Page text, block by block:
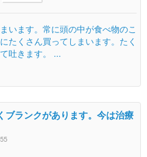
います。常に頭の中が食べ物のこ
たくさん買ってしまいます。たく
吐きます。 ...
ブランクがあります。今は治療